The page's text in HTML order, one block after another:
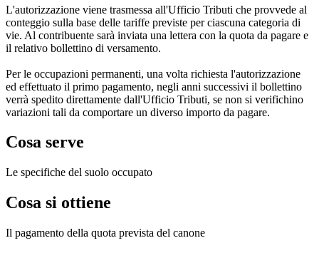
L'autorizzazione viene trasmessa all'Ufficio Tributi che provvede al
conteggio sulla base delle tariffe previste per ciascuna categoria di
vie. Al contribuente sarà inviata una lettera con la quota da pagare e
il relativo bollettino di versamento.
Per le occupazioni permanenti, una volta richiesta l'autorizzazione
ed effettuato il primo pagamento, negli anni successivi il bollettino
verrà spedito direttamente dall'Ufficio Tributi, se non si verifichino
variazioni tali da comportare un diverso importo da pagare.
Cosa serve
Le specifiche del suolo occupato
Cosa si ottiene
Il pagamento della quota prevista del canone